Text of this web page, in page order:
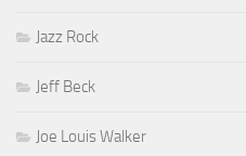
Jazz Rock
Jeff Beck
Joe Louis Walker